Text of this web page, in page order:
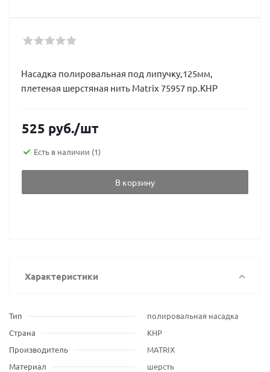
Насадка полировальная под липучку,125мм,
плетеная шерстяная нить Matrix 75957 пр.КНР
525 руб./шт
Есть в наличии (1)
В корзину
Характеристики
Тип
полировальная насадка
Страна
КНР
Производитель
MATRIX
Материал
шерсть